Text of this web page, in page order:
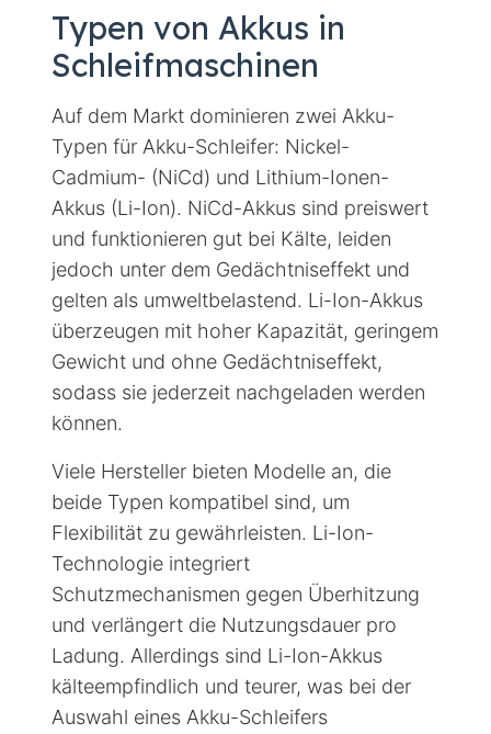
Typen von Akkus in
Schleifmaschinen
Auf dem Markt dominieren zwei Akku-
Typen für Akku-Schleifer: Nickel-
Cadmium- (NiCd) und Lithium-Ionen-
Akkus (Li-Ion). NiCd-Akkus sind preiswert
und funktionieren gut bei Kälte, leiden
jedoch unter dem Gedächtniseffekt und
gelten als umweltbelastend. Li-Ion-Akkus
überzeugen mit hoher Kapazität, geringem
Gewicht und ohne Gedächtniseffekt,
sodass sie jederzeit nachgeladen werden
können.
Viele Hersteller bieten Modelle an, die
beide Typen kompatibel sind, um
Flexibilität zu gewährleisten. Li-Ion-
Technologie integriert
Schutzmechanismen gegen Überhitzung
und verlängert die Nutzungsdauer pro
Ladung. Allerdings sind Li-Ion-Akkus
kälteempfindlich und teurer, was bei der
Auswahl eines Akku-Schleifers